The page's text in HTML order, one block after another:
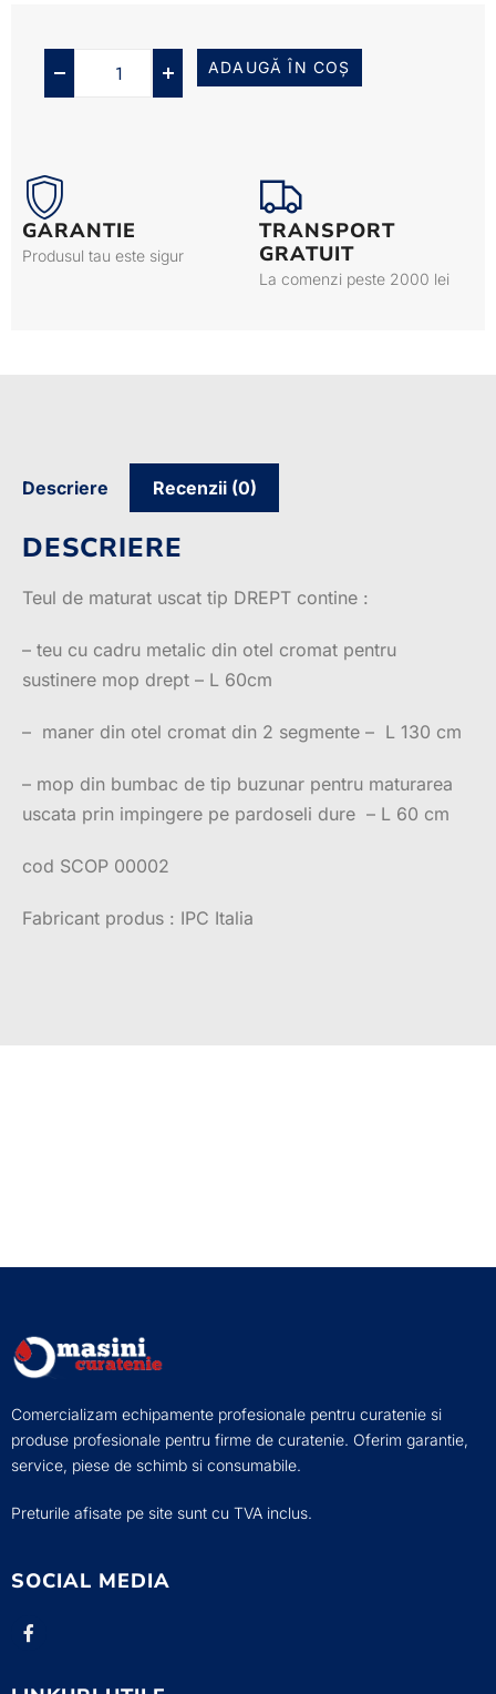
ADAUGĂ ÎN COȘ
GARANTIE
Produsul tau este sigur
TRANSPORT
GRATUIT
La comenzi peste 2000 lei
Descriere Recenzii (0)
DESCRIERE
Teul de maturat uscat tip DREPT contine :
– teu cu cadru metalic din otel cromat pentru
sustinere mop drept – L 60cm
– maner din otel cromat din 2 segmente – L 130 cm
– mop din bumbac de tip buzunar pentru maturarea
uscata prin impingere pe pardoseli dure – L 60 cm
cod SCOP 00002
Fabricant produs : IPC Italia
Comercializam echipamente profesionale pentru curatenie si
produse profesionale pentru firme de curatenie. Oferim garantie,
service, piese de schimb si consumabile.
Preturile afisate pe site sunt cu TVA inclus.
SOCIAL MEDIA